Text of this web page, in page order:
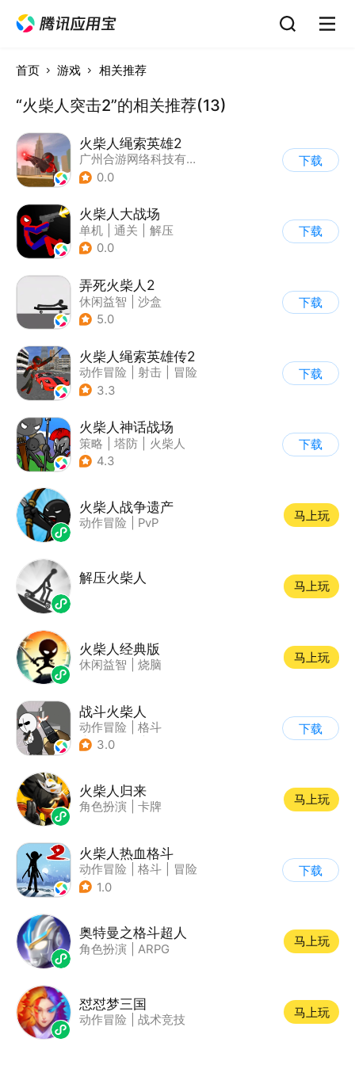
首页 游戏 相关推荐
“火柴人突击2”的相关推荐(13)
火柴人绳索英雄2
广州合游网络科技有限公司
0.0
下载
火柴人大战场
单机 通关
解压
| 火柴人
0.0
下载
弄死火柴人2
休闲益智
沙盒
5.0
下载
火柴人绳索英雄传2
动作冒险 射击
冒险
| 开放世界
3.3
下载
火柴人神话战场
策略 塔防
火柴人
| 休闲益智
4.3
下载
火柴人战争遗产
动作冒险 PvP
马上玩
解压火柴人
马上玩
火柴人经典版
休闲益智 烧脑
马上玩
战斗火柴人
动作冒险
格斗
| 横版过关
3.0
下载
火柴人归来
角色扮演 卡牌
马上玩
火柴人热血格斗
动作冒险 格斗
冒险
| 火柴人
1.0
下载
奥特曼之格斗超人
角色扮演 ARPG
马上玩
怼怼梦三国
动作冒险 战术竞技
马上玩